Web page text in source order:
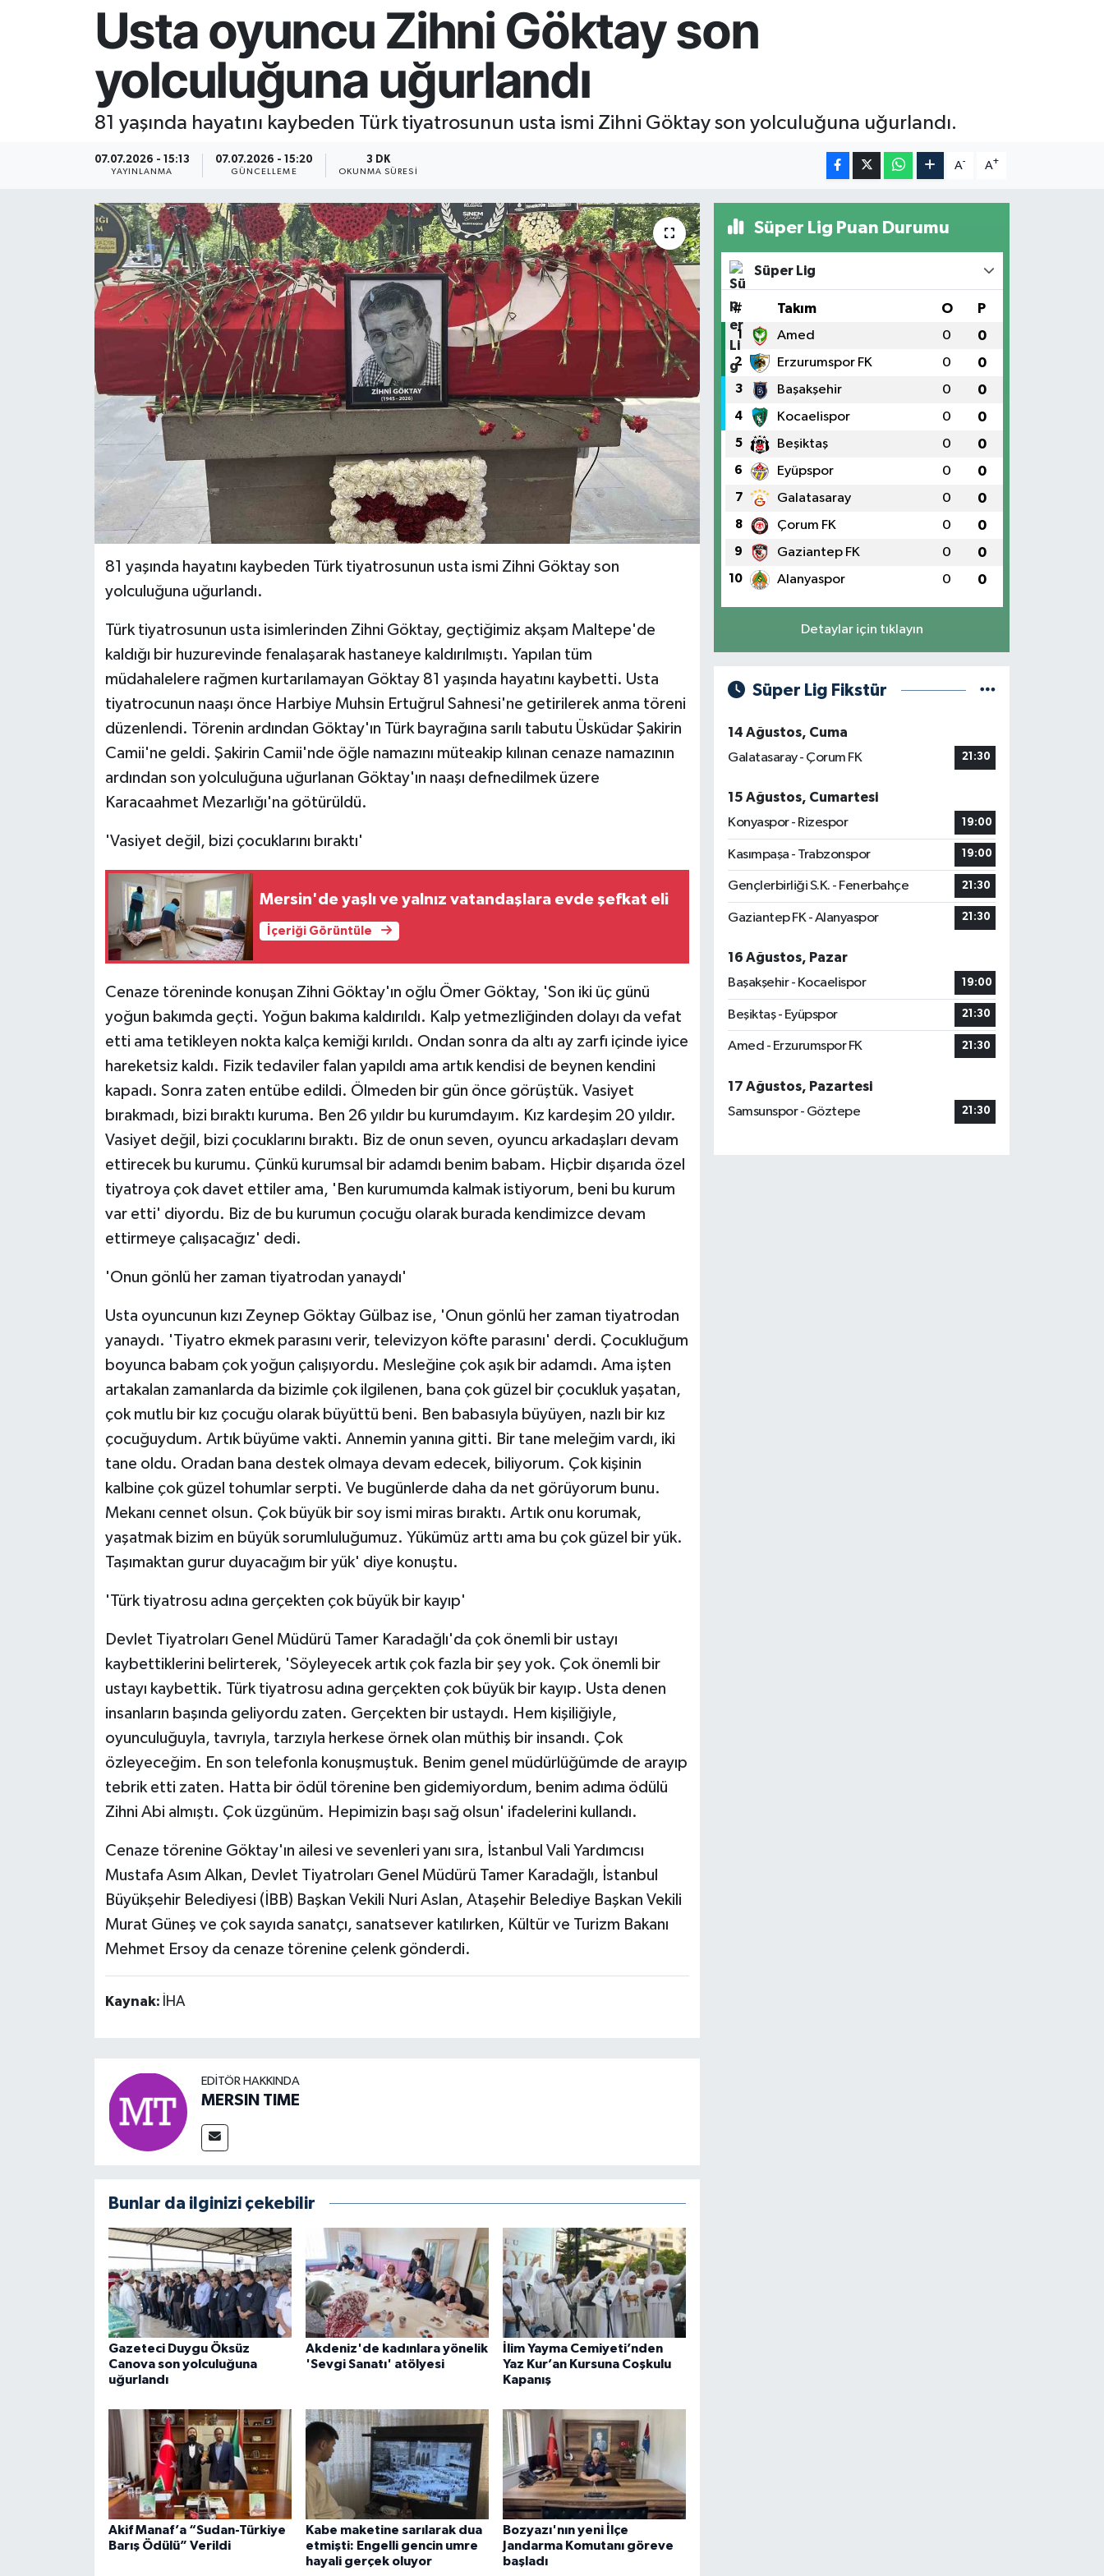
Usta oyuncu Zihni Göktay son
yolculuğuna uğurlandı
81 yaşında hayatını kaybeden Türk tiyatrosunun usta ismi Zihni Göktay son yolculuğuna uğurlandı.
07.07.2026 - 15:13
YAYINLANMA
07.07.2026 - 15:20
GÜNCELLEME
3 DK
OKUNMA SÜRESI
A- A+
81 yaşında hayatını kaybeden Türk tiyatrosunun usta ismi Zihni Göktay son
yolculuğuna uğurlandı.
Türk tiyatrosunun usta isimlerinden Zihni Göktay, geçtiğimiz akşam Maltepe'de
kaldığı bir huzurevinde fenalaşarak hastaneye kaldırılmıştı. Yapılan tüm
müdahalelere rağmen kurtarılamayan Göktay 81 yaşında hayatını kaybetti. Usta
tiyatrocunun naaşı önce Harbiye Muhsin Ertuğrul Sahnesi'ne getirilerek anma töreni
düzenlendi. Törenin ardından Göktay'ın Türk bayrağına sarılı tabutu Üsküdar Şakirin
Camii'ne geldi. Şakirin Camii'nde öğle namazını müteakip kılınan cenaze namazının
ardından son yolculuğuna uğurlanan Göktay'ın naaşı defnedilmek üzere
Karacaahmet Mezarlığı'na götürüldü.
'Vasiyet değil, bizi çocuklarını bıraktı'
Mersin'de yaşlı ve yalnız vatandaşlara evde şefkat eli
İçeriği Görüntüle
Cenaze töreninde konuşan Zihni Göktay'ın oğlu Ömer Göktay, 'Son iki üç günü
yoğun bakımda geçti. Yoğun bakıma kaldırıldı. Kalp yetmezliğinden dolayı da vefat
etti ama tetikleyen nokta kalça kemiği kırıldı. Ondan sonra da altı ay zarfı içinde iyice
hareketsiz kaldı. Fizik tedaviler falan yapıldı ama artık kendisi de beynen kendini
kapadı. Sonra zaten entübe edildi. Ölmeden bir gün önce görüştük. Vasiyet
bırakmadı, bizi bıraktı kuruma. Ben 26 yıldır bu kurumdayım. Kız kardeşim 20 yıldır.
Vasiyet değil, bizi çocuklarını bıraktı. Biz de onun seven, oyuncu arkadaşları devam
ettirecek bu kurumu. Çünkü kurumsal bir adamdı benim babam. Hiçbir dışarıda özel
tiyatroya çok davet ettiler ama, 'Ben kurumumda kalmak istiyorum, beni bu kurum
var etti' diyordu. Biz de bu kurumun çocuğu olarak burada kendimizce devam
ettirmeye çalışacağız' dedi.
'Onun gönlü her zaman tiyatrodan yanaydı'
Usta oyuncunun kızı Zeynep Göktay Gülbaz ise, 'Onun gönlü her zaman tiyatrodan
yanaydı. 'Tiyatro ekmek parasını verir, televizyon köfte parasını' derdi. Çocukluğum
boyunca babam çok yoğun çalışıyordu. Mesleğine çok aşık bir adamdı. Ama işten
artakalan zamanlarda da bizimle çok ilgilenen, bana çok güzel bir çocukluk yaşatan,
çok mutlu bir kız çocuğu olarak büyüttü beni. Ben babasıyla büyüyen, nazlı bir kız
çocuğuydum. Artık büyüme vakti. Annemin yanına gitti. Bir tane meleğim vardı, iki
tane oldu. Oradan bana destek olmaya devam edecek, biliyorum. Çok kişinin
kalbine çok güzel tohumlar serpti. Ve bugünlerde daha da net görüyorum bunu.
Mekanı cennet olsun. Çok büyük bir soy ismi miras bıraktı. Artık onu korumak,
yaşatmak bizim en büyük sorumluluğumuz. Yükümüz arttı ama bu çok güzel bir yük.
Taşımaktan gurur duyacağım bir yük' diye konuştu.
'Türk tiyatrosu adına gerçekten çok büyük bir kayıp'
Devlet Tiyatroları Genel Müdürü Tamer Karadağlı'da çok önemli bir ustayı
kaybettiklerini belirterek, 'Söyleyecek artık çok fazla bir şey yok. Çok önemli bir
ustayı kaybettik. Türk tiyatrosu adına gerçekten çok büyük bir kayıp. Usta denen
insanların başında geliyordu zaten. Gerçekten bir ustaydı. Hem kişiliğiyle,
oyunculuğuyla, tavrıyla, tarzıyla herkese örnek olan müthiş bir insandı. Çok
özleyeceğim. En son telefonla konuşmuştuk. Benim genel müdürlüğümde de arayıp
tebrik etti zaten. Hatta bir ödül törenine ben gidemiyordum, benim adıma ödülü
Zihni Abi almıştı. Çok üzgünüm. Hepimizin başı sağ olsun' ifadelerini kullandı.
Cenaze törenine Göktay'ın ailesi ve sevenleri yanı sıra, İstanbul Vali Yardımcısı
Mustafa Asım Alkan, Devlet Tiyatroları Genel Müdürü Tamer Karadağlı, İstanbul
Büyükşehir Belediyesi (İBB) Başkan Vekili Nuri Aslan, Ataşehir Belediye Başkan Vekili
Murat Güneş ve çok sayıda sanatçı, sanatsever katılırken, Kültür ve Turizm Bakanı
Mehmet Ersoy da cenaze törenine çelenk gönderdi.
Kaynak: İHA
EDITÖR HAKKINDA
MERSIN TIME
Bunlar da ilginizi çekebilir
Gazeteci Duygu Öksüz
Canova son yolculuğuna
uğurlandı
Akdeniz'de kadınlara yönelik
'Sevgi Sanatı' atölyesi
İlim Yayma Cemiyeti’nden
Yaz Kur’an Kursuna Coşkulu
Kapanış
Akif Manaf’a “Sudan-Türkiye
Barış Ödülü” Verildi
Kabe maketine sarılarak dua
etmişti: Engelli gencin umre
hayali gerçek oluyor
Bozyazı'nın yeni İlçe
Jandarma Komutanı göreve
başladı
Süper Lig Puan Durumu
Süper Lig
# Takım O P
1 Amed 0 0
2 Erzurumspor FK 0 0
3 Başakşehir 0 0
4 Kocaelispor 0 0
5 Beşiktaş 0 0
6 Eyüpspor 0 0
7 Galatasaray 0 0
8 Çorum FK 0 0
9 Gaziantep FK 0 0
10 Alanyaspor 0 0
Detaylar için tıklayın
Süper Lig Fikstür
14 Ağustos, Cuma
Galatasaray - Çorum FK
21:30
15 Ağustos, Cumartesi
Konyaspor - Rizespor
19:00
Kasımpaşa - Trabzonspor 19:00
Gençlerbirliği S.K. - Fenerbahçe 21:30
Gaziantep FK - Alanyaspor 21:30
16 Ağustos, Pazar
Başakşehir - Kocaelispor
19:00
Beşiktaş - Eyüpspor 21:30
Amed - Erzurumspor FK 21:30
17 Ağustos, Pazartesi
Samsunspor - Göztepe
21:30